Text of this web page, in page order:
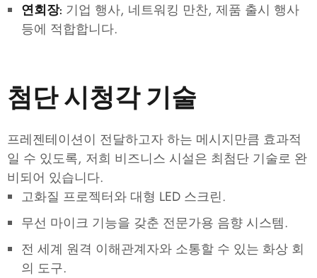
연회장: 기업 행사, 네트워킹 만찬, 제품 출시 행사
등에 적합합니다.
첨단 시청각 기술
프레젠테이션이 전달하고자 하는 메시지만큼 효과적
일 수 있도록, 저희 비즈니스 시설은 최첨단 기술로 완
비되어 있습니다.
고화질 프로젝터와 대형 LED 스크린.
무선 마이크 기능을 갖춘 전문가용 음향 시스템.
전 세계 원격 이해관계자와 소통할 수 있는 화상 회
의 도구.